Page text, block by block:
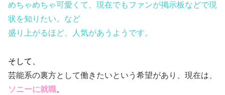
めちゃめちゃ可愛くて、現在でもファンが掲示板などで現
状を知りたい。など
盛り上がるほど、人気があうようです。
そして、
芸能系の裏方として働きたいという希望があり、現在は、
ソニーに就職。